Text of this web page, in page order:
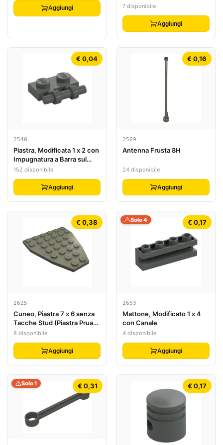
Aggiungi
Dita di Bloccaggio su Base
7 disponibile
Aggiungi
€ 0,04
2540
Piastra, Modificata 1 x 2 con
Impugnatura a Barra sul
Lato - Estremità Libere
152 disponibile
Aggiungi
€ 0,16
2569
Antenna Frusta 8H
24 disponibile
Aggiungi
€ 0,38
2625
Cuneo, Piastra 7 x 6 senza
Tacche Stud (Piastra Prua
Barca)
8 disponibile
Aggiungi
€ 0,17
Solo 4
2653
Mattone, Modificato 1 x 4
con Canale
4 disponibile
Aggiungi
€ 0,31
Solo 1 € 0,17